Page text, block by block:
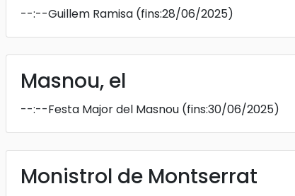
--:--Guillem Ramisa (fins:28/06/2025)
Masnou, el
--:--Festa Major del Masnou (fins:30/06/2025)
Monistrol de Montserrat